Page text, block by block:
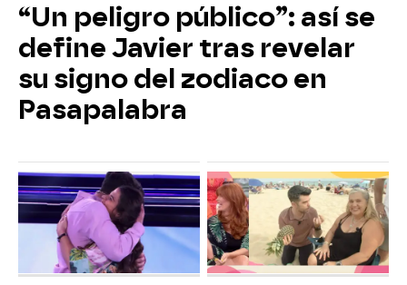
“Un peligro público”: así se
define Javier tras revelar
su signo del zodiaco en
Pasapalabra